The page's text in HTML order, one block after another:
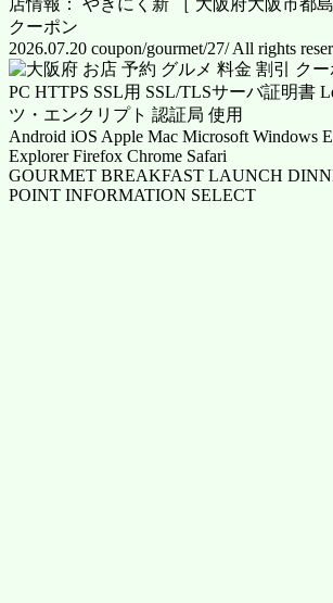
店情報： やきにく新 ［ 大阪府大阪市都島
クーポン
2026.07.20 coupon/gourmet/27/ All rights
PC HTTPS SSL用 SSL/TLSサーバ証明書
ツ・エンクリプト 認証局 使用
Android iOS Apple Mac Microsoft Windows
Explorer Firefox Chrome Safari
GOURMET BREAKFAST LAUNCH
POINT INFORMATION SELECT